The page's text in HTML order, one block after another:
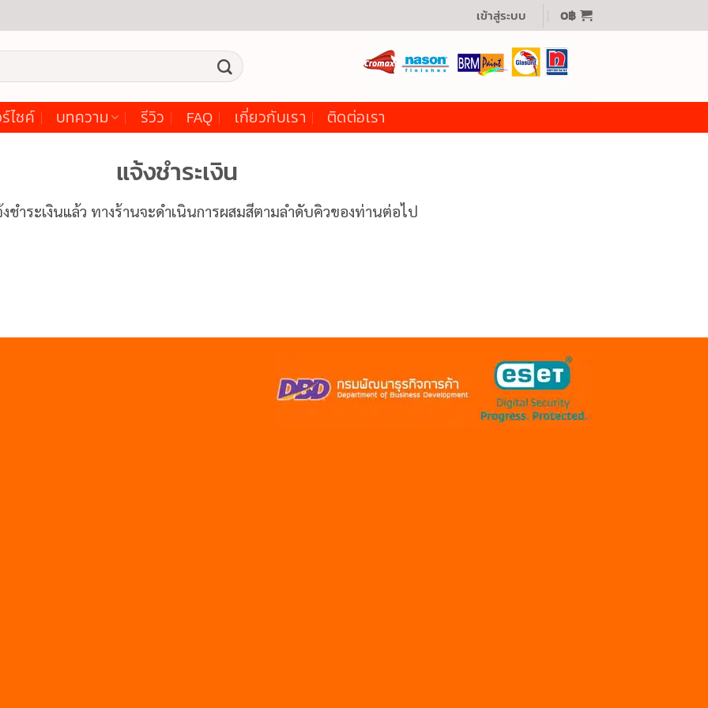
เข้าสู่ระบบ 0฿
ไซค์ บทความ รีวิว FAQ เกี่ยวกับเรา ติดต่อเรา
แจ้งชำระเงิน
ชำระเงินแล้ว ทางร้านจะดำเนินการผสมสีตามลำดับคิวของท่านต่อไป